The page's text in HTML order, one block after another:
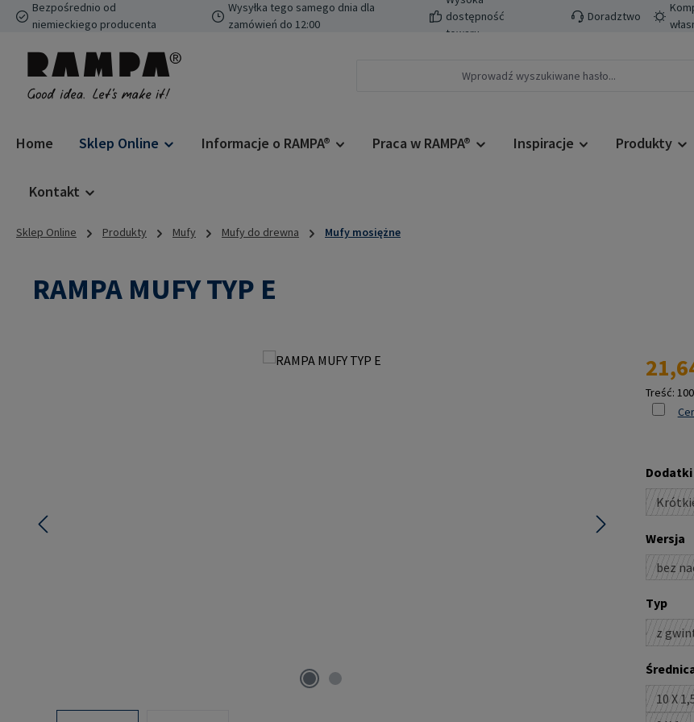
do głównej zawartości
Przejdź do wyszukiwania
Przejdź do głównej nawigacji
Bezpośrednio od
niemieckiego producenta
Wysyłka tego samego dnia dla
zamówień do 12:00
dostępność
towaru
Doradztwo
Home Sklep Online Informacje o RAMPA® Praca w RAMPA® Inspiracje Produkty
Kontakt
Sklep Online Produkty Mufy Mufy do drewna Mufy mosiężne
RAMPA MUFY TYP E
Cena
Treść:
Wybierz
Dodatki
(Ta
Wybierz
Wersja
bez
Wybierz
Typ
z
Wybierz
10 X